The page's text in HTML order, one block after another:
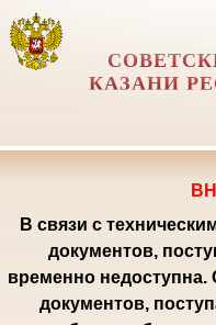
КАЗАНИ
В связи с
документов,
временно недоступна.
документов,